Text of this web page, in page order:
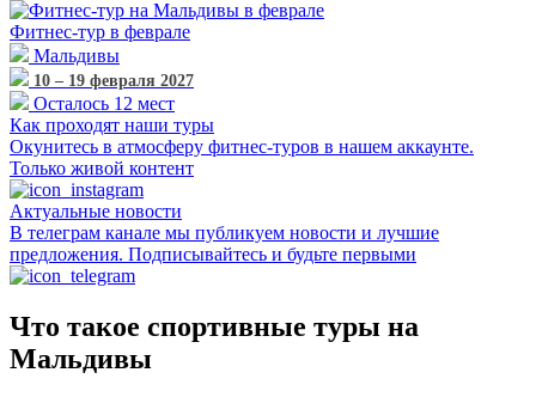
Фитнес-тур в феврале
Мальдивы
10 – 19 февраля 2027
Осталось 12 мест
Как проходят наши туры
Окунитесь в атмосферу фитнес-туров в нашем аккаунте.
Только живой контент
Актуальные новости
В телеграм канале мы публикуем новости и лучшие
предложения. Подписывайтесь и будьте первыми
Что такое спортивные туры на
Мальдивы